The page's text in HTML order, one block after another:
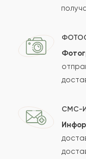
Отзыв
Сколько будет
СМС-